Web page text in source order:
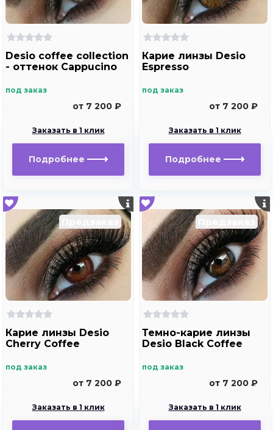
Desio coffee collection
- оттенок Cappucino
под заказ
от 7 200 ₽
Заказать в 1 клик
Подробнее
Карие линзы Desio
Espresso
под заказ
от 7 200 ₽
Заказать в 1 клик
Подробнее
Карие линзы Desio
Сherry Сoffee
под заказ
от 7 200 ₽
Заказать в 1 клик
Темно-карие линзы
Desio Black Coffee
под заказ
от 7 200 ₽
Заказать в 1 клик